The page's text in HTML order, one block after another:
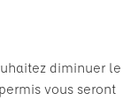
diminuer le
vous seront